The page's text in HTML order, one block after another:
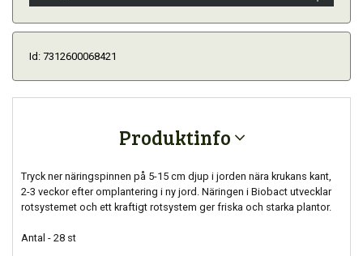
Id: 7312600068421
Produktinfo
Tryck ner näringspinnen på 5-15 cm djup i jorden nära krukans kant,
2-3 veckor efter omplantering i ny jord. Näringen i Biobact utvecklar
rotsystemet och ett kraftigt rotsystem ger friska och starka plantor.
Antal - 28 st